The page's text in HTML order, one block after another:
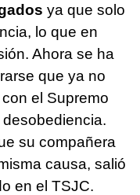
ya que solo
lo que en
Ahora se ha
que ya no
el Supremo
su compañera
causa, salió
en el TSJC.